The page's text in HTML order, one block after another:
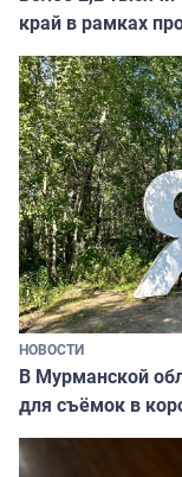
край в рамках
НОВОСТИ
В Мурманской
для съёмок в